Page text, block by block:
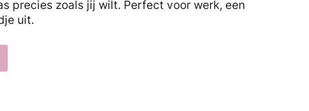
precies zoals jij wilt. Perfect voor werk, een
uit.